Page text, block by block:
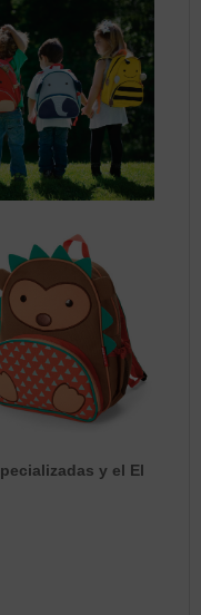
y el El